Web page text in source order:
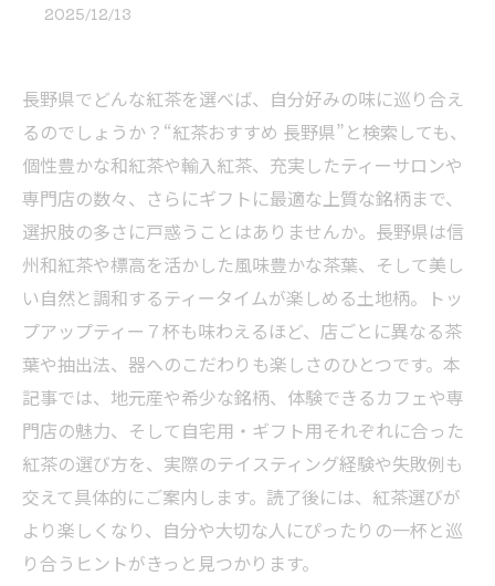
2025/12/13
長野県でどんな紅茶を選べば、自分好みの味に巡り合え
るのでしょうか？“紅茶おすすめ 長野県”と検索しても、
個性豊かな和紅茶や輸入紅茶、充実したティーサロンや
専門店の数々、さらにギフトに最適な上質な銘柄まで、
選択肢の多さに戸惑うことはありませんか。長野県は信
州和紅茶や標高を活かした風味豊かな茶葉、そして美し
い自然と調和するティータイムが楽しめる土地柄。トッ
プアップティー７杯も味わえるほど、店ごとに異なる茶
葉や抽出法、器へのこだわりも楽しさのひとつです。本
記事では、地元産や希少な銘柄、体験できるカフェや専
門店の魅力、そして自宅用・ギフト用それぞれに合った
紅茶の選び方を、実際のテイスティング経験や失敗例も
交えて具体的にご案内します。読了後には、紅茶選びが
より楽しくなり、自分や大切な人にぴったりの一杯と巡
り合うヒントがきっと見つかります。